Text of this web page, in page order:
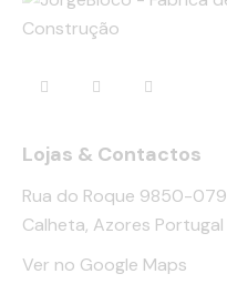
Lojas & Contactos
Rua do Roque 9850-079
Calheta, Azores Portugal
Ver no Google Maps